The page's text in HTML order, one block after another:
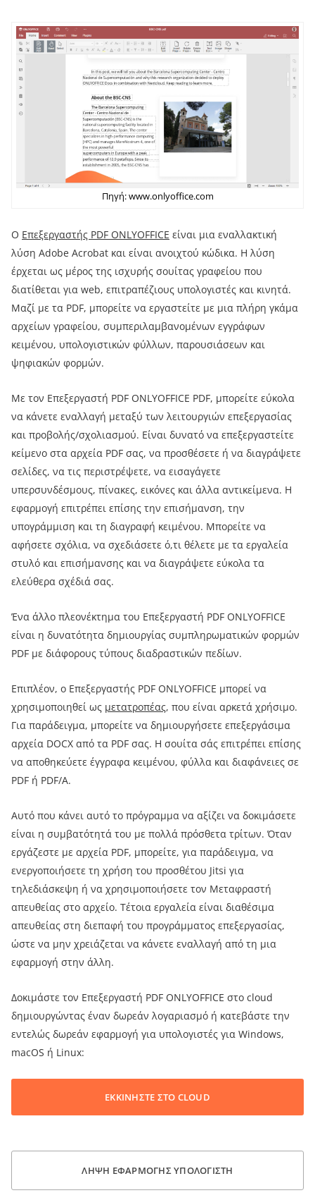
Πηγή: www.onlyoffice.com
Ο Επεξεργαστής PDF ONLYOFFICE είναι μια εναλλακτική
λύση Adobe Acrobat και είναι ανοιχτού κώδικα. Η λύση
έρχεται ως μέρος της ισχυρής σουίτας γραφείου που
διατίθεται για web, επιτραπέζιους υπολογιστές και κινητά.
Μαζί με τα PDF, μπορείτε να εργαστείτε με μια πλήρη γκάμα
αρχείων γραφείου, συμπεριλαμβανομένων εγγράφων
κειμένου, υπολογιστικών φύλλων, παρουσιάσεων και
ψηφιακών φορμών.
Με τον Επεξεργαστή PDF ONLYOFFICE PDF, μπορείτε εύκολα
να κάνετε εναλλαγή μεταξύ των λειτουργιών επεξεργασίας
και προβολής/σχολιασμού. Είναι δυνατό να επεξεργαστείτε
κείμενο στα αρχεία PDF σας, να προσθέσετε ή να διαγράψετε
σελίδες, να τις περιστρέψετε, να εισαγάγετε
υπερσυνδέσμους, πίνακες, εικόνες και άλλα αντικείμενα. Η
εφαρμογή επιτρέπει επίσης την επισήμανση, την
υπογράμμιση και τη διαγραφή κειμένου. Μπορείτε να
αφήσετε σχόλια, να σχεδιάσετε ό,τι θέλετε με τα εργαλεία
στυλό και επισήμανσης και να διαγράψετε εύκολα τα
ελεύθερα σχέδιά σας.
Ένα άλλο πλεονέκτημα του Επεξεργαστή PDF ONLYOFFICE
είναι η δυνατότητα δημιουργίας συμπληρωματικών φορμών
PDF με διάφορους τύπους διαδραστικών πεδίων.
Επιπλέον, ο Επεξεργαστής PDF ONLYOFFICE μπορεί να
χρησιμοποιηθεί ως μετατροπέας, που είναι αρκετά χρήσιμο.
Για παράδειγμα, μπορείτε να δημιουργήσετε επεξεργάσιμα
αρχεία DOCX από τα PDF σας. Η σουίτα σάς επιτρέπει επίσης
να αποθηκεύετε έγγραφα κειμένου, φύλλα και διαφάνειες σε
PDF ή PDF/A.
Αυτό που κάνει αυτό το πρόγραμμα να αξίζει να δοκιμάσετε
είναι η συμβατότητά του με πολλά πρόσθετα τρίτων. Όταν
εργάζεστε με αρχεία PDF, μπορείτε, για παράδειγμα, να
ενεργοποιήσετε τη χρήση του προσθέτου Jitsi για
τηλεδιάσκεψη ή να χρησιμοποιήσετε τον Μεταφραστή
απευθείας στο αρχείο. Τέτοια εργαλεία είναι διαθέσιμα
απευθείας στη διεπαφή του προγράμματος επεξεργασίας,
ώστε να μην χρειάζεται να κάνετε εναλλαγή από τη μια
εφαρμογή στην άλλη.
Δοκιμάστε τον Επεξεργαστή PDF ONLYOFFICE στο cloud
δημιουργώντας έναν δωρεάν λογαριασμό ή κατεβάστε την
εντελώς δωρεάν εφαρμογή για υπολογιστές για Windows,
macOS ή Linux:
ΕΚΚΙΝΗΣΤΕ ΣΤΟ CLOUD
ΛΗΨΗ ΕΦΑΡΜΟΓΗΣ ΥΠΟΛΟΓΙΣΤΗ